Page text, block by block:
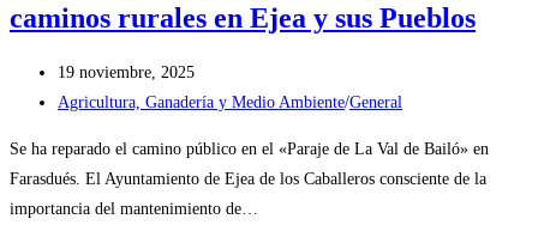
caminos rurales en Ejea y sus Pueblos
Publicación
de
entrada:
19 noviembre, 2025
Categoría
la
Agricultura, Ganadería y Medio Ambiente/General
Se ha reparado el camino público en el «Paraje de La Val de Bailó» en
Farasdués. El Ayuntamiento de Ejea de los Caballeros consciente de la
importancia del mantenimiento de…